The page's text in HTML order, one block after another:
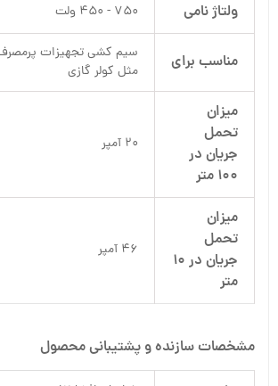
ولتاژ نامی 750 - 450 ولت
مناسب برای
مثل کولر گازی
میزان
تحمل
جریان در
100 متر
20 آمپر
میزان
تحمل
جریان در 10
متر
46 آمپر
مشخصات سازنده و پشتیبانی محصول